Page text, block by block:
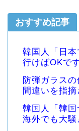
おすすめ記事
韓国人「日
行けばOKで
防弾ガラス
間違いを指
韓国人「韓国
海外でも大